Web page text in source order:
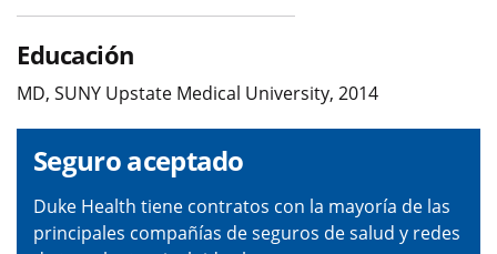
Educación
MD, SUNY Upstate Medical University, 2014
Seguro aceptado
Duke Health tiene contratos con la mayoría de las
principales compañías de seguros de salud y redes